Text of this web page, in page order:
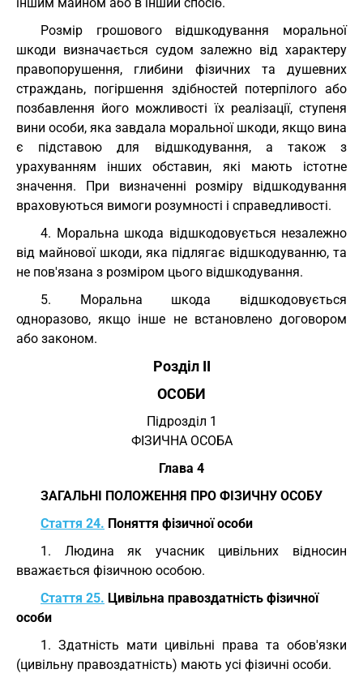
Розмір грошового відшкодування моральної
шкоди визначається судом залежно від характеру
правопорушення, глибини фізичних та душевних
страждань, погіршення здібностей потерпілого або
позбавлення його можливості їх реалізації, ступеня
вини особи, яка завдала моральної шкоди, якщо вина
є підставою для відшкодування, а також з
урахуванням інших обставин, які мають істотне
значення. При визначенні розміру відшкодування
враховуються вимоги розумності і справедливості.
4. Моральна шкода відшкодовується незалежно
від майнової шкоди, яка підлягає відшкодуванню, та
не пов'язана з розміром цього відшкодування.
5. Моральна шкода відшкодовується
одноразово, якщо інше не встановлено договором
або законом.
Розділ II
ОСОБИ
Підрозділ 1
ФІЗИЧНА ОСОБА
Глава 4
ЗАГАЛЬНІ ПОЛОЖЕННЯ ПРО ФІЗИЧНУ ОСОБУ
Стаття 24. Поняття фізичної особи
1. Людина як учасник цивільних відносин
вважається фізичною особою.
Стаття 25. Цивільна правоздатність фізичної
особи
1. Здатність мати цивільні права та обов'язки
(цивільну правоздатність) мають усі фізичні особи.